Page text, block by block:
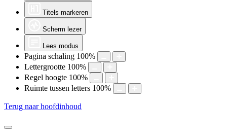
Titels markeren
Scherm lezer
Lees modus
Pagina schaling 100%
Lettergrootte 100%
Regel hoogte 100%
Ruimte tussen letters 100%
Terug naar hoofdinhoud